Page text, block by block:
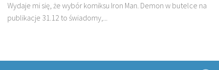
Wydaje mi się, że wybór komiksu Iron Man. Demon w butelce na
publikacje 31.12 to świadomy,...